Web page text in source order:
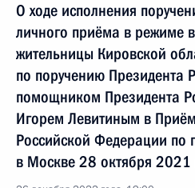
О ходе исполнения
личного приёма в режиме
жительницы Кировской
по поручению Президента
помощником Президента
Игорем Левитиным в
Российской Федерации по
в Москве 28 октября 2021